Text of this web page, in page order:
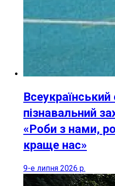
пізнавальний
«Роби з нами,
краще нас»
9-е липня 2026 р.